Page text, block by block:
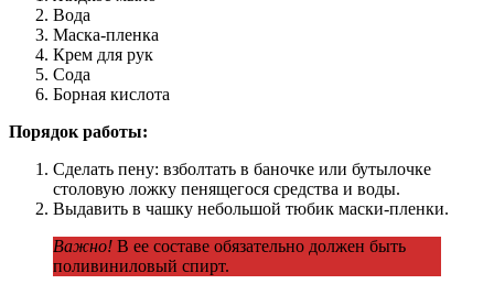
Вода
Маска-пленка
Крем для рук
Сода
Борная кислота
Порядок работы:
Сделать пену: взболтать в баночке или бутылочке
столовую ложку пенящегося средства и воды.
Выдавить в чашку небольшой тюбик маски-пленки.
Важно! В ее составе обязательно должен быть
поливиниловый спирт.